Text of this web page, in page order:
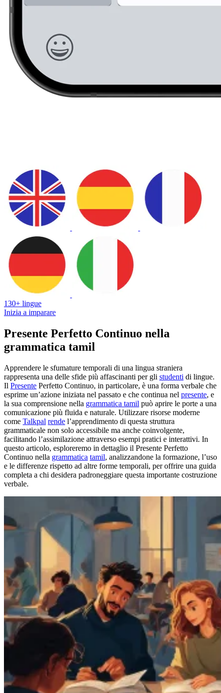
130+ lingue
Inizia a imparare
Presente Perfetto Continuo nella
grammatica tamil
Apprendere le sfumature temporali di una lingua straniera
rappresenta una delle sfide più affascinanti per gli studenti di lingue.
Il Presente Perfetto Continuo, in particolare, è una forma verbale che
esprime un’azione iniziata nel passato e che continua nel presente, e
la sua comprensione nella grammatica tamil può aprire le porte a una
comunicazione più fluida e naturale. Utilizzare risorse moderne
come Talkpal rende l’apprendimento di questa struttura
grammaticale non solo accessibile ma anche coinvolgente,
facilitando l’assimilazione attraverso esempi pratici e interattivi. In
questo articolo, esploreremo in dettaglio il Presente Perfetto
Continuo nella grammatica tamil, analizzandone la formazione, l’uso
e le differenze rispetto ad altre forme temporali, per offrire una guida
completa a chi desidera padroneggiare questa importante costruzione
verbale.